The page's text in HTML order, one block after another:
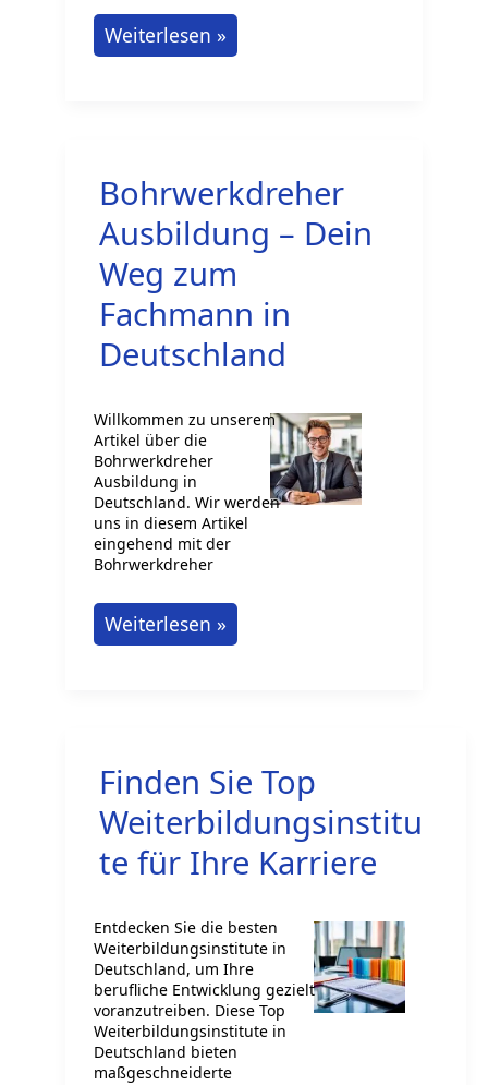
Wie
du
der
Wirtschaftskrise
Weiterlesen »
Bohrwerkdreher
Ausbildung – Dein
Weg zum
Fachmann in
Deutschland
Willkommen zu unserem
Artikel über die
Bohrwerkdreher
Ausbildung in
Deutschland. Wir werden
uns in diesem Artikel
eingehend mit der
Bohrwerkdreher
Bohrwerkdreher
Ausbildung
zum
Fachmann
Deutschland
Weiterlesen »
Finden Sie Top
Weiterbildungsinstitu
te für Ihre Karriere
Entdecken Sie die besten
Weiterbildungsinstitute in
Deutschland, um Ihre
berufliche Entwicklung gezielt
voranzutreiben. Diese Top
Weiterbildungsinstitute in
Deutschland bieten
maßgeschneiderte